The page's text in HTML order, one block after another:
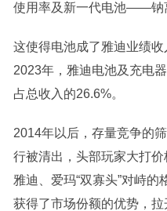
使用率及新一代电池——钠
这使得电池成了雅迪业绩收
2023年，雅迪电池及充电
占总收入的26.6%。
2014年以后，存量竞争的
行被清出，头部玩家大打
雅迪、爱玛“双寡头”对峙
获得了市场份额的优势，